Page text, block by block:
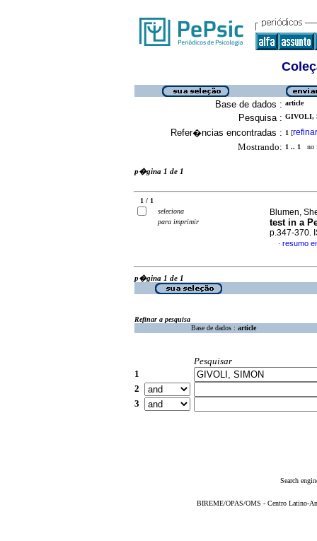
Base de dados : article
Pesquisa : GIVOLI,
Refer�ncias encontradas : 1 [refinar
Mostrando: 1 .. 1 no
p�gina 1 de 1
1 / 1
seleciona
para imprimir
Blumen,
test in a
p.347-370.
· resumo
p�gina 1 de 1
Refinar a pesquisa
Base de dados : article
Pesquisar
1
2
3
Search
BIREME/OPAS/OMS - Centro Latino-